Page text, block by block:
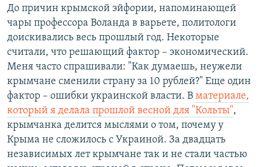
До причин крымской эйфории, напоминающей
чары профессора Воланда в варьете, политологи
доискивались весь прошлый год. Некоторые
считали, что решающий фактор – экономический.
Меня часто спрашивали: "Как думаешь, неужели
крымчане сменили страну за 10 рублей?" Еще один
фактор – ошибки украинской власти. В материале,
который я делала прошлой весной для "Кольты",
крымчанка делится мыслями о том, почему у
Крыма не сложилось с Украиной. За двадцать
независимых лет крымчане так и не стали частью